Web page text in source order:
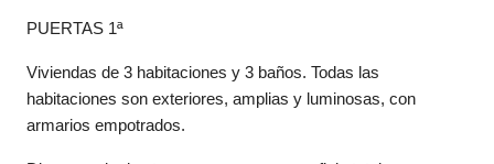
PUERTAS 1ª
Viviendas de 3 habitaciones y 3 baños. Todas las
habitaciones son exteriores, amplias y luminosas, con
armarios empotrados.